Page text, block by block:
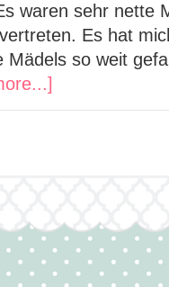
waren sehr nette
Es hat
Mädels so